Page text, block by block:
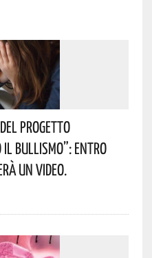
Progetto
Bullismo”: Entro
Un Video.